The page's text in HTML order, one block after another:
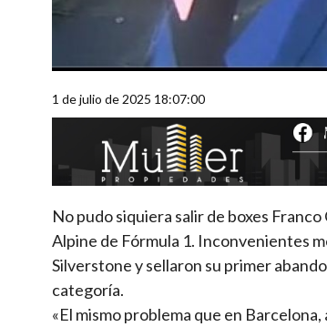
1 de julio de 2025 18:07:00
No pudo siquiera salir de boxes
Alpine de Fórmula 1. Inconvenientes
Silverstone y sellaron su primer
categoría.
«El mismo problema que en